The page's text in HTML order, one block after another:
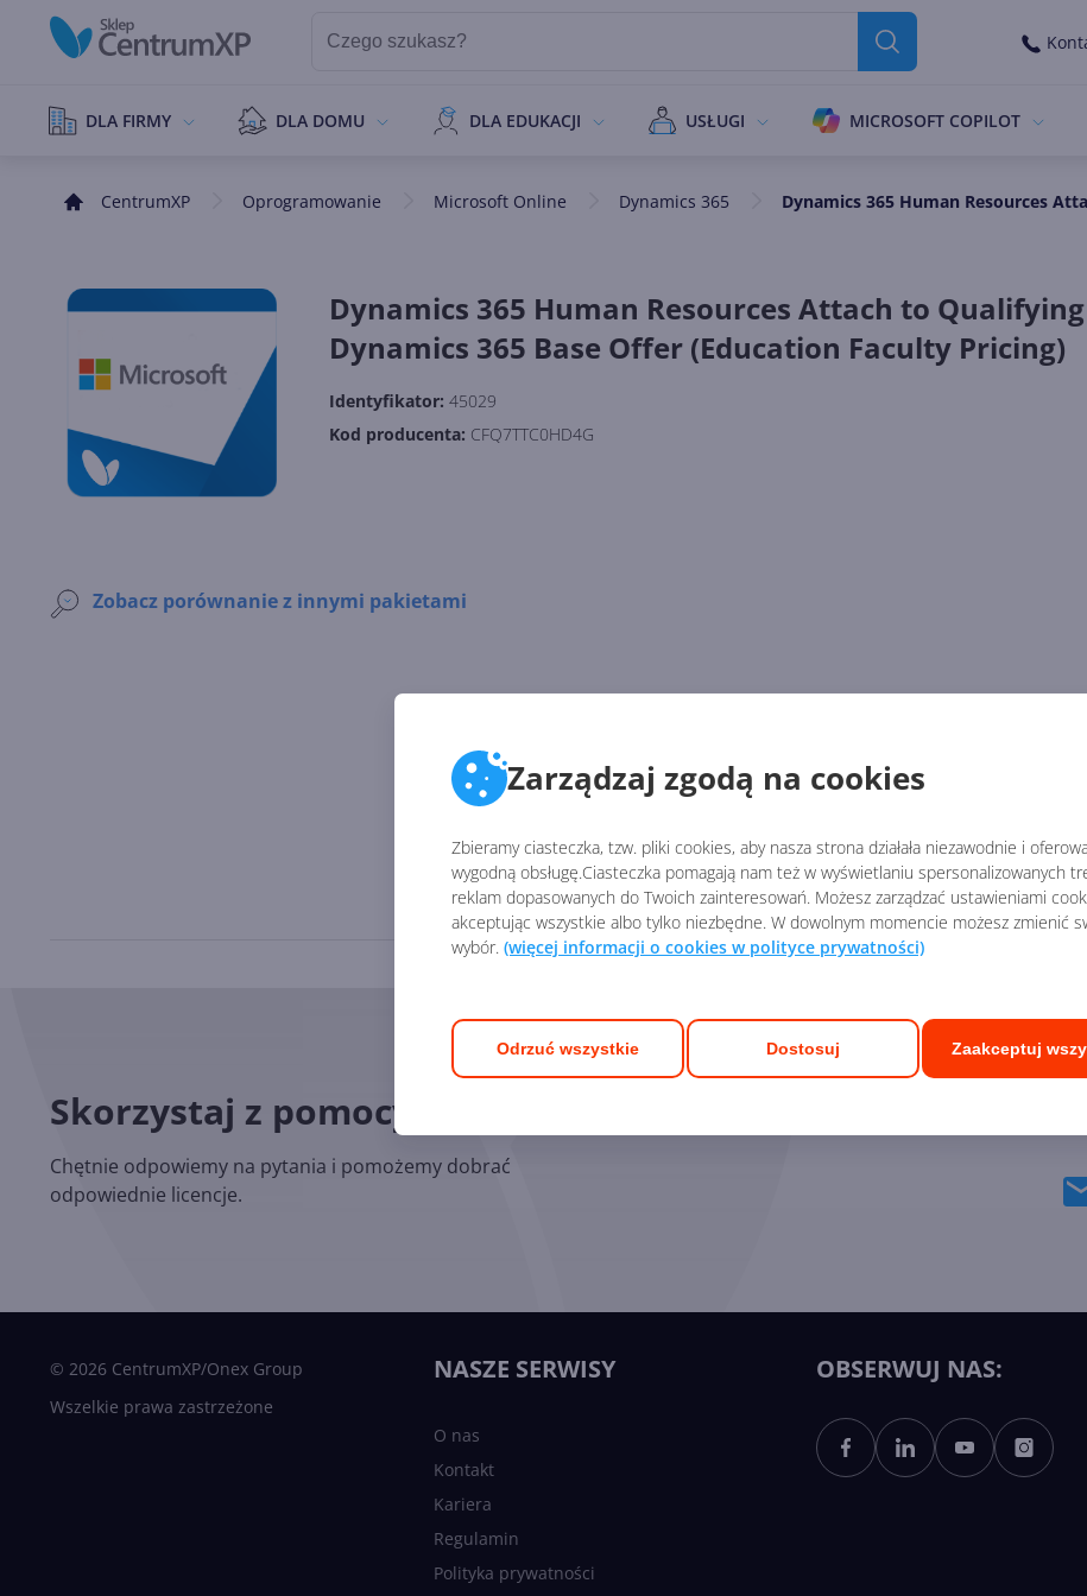
Zarządzaj zgodą na cookies
Zbieramy ciasteczka, tzw. pliki cookies, aby nasza strona działała niezawodnie i
wygodną obsługę.Ciasteczka pomagają nam też w wyświetlaniu spersonalizowanych
reklam dopasowanych do Twoich zainteresowań. Możesz zarządzać ustawieniami
akceptując wszystkie albo tylko niezbędne. W dowolnym momencie możesz zmienić
wybór. (więcej informacji o cookies w polityce prywatności)
Odrzuć wszystkie Dostosuj Zaakceptuj
DLA FIRMY DLA DOMU DLA EDUKACJI USŁUGI MICROSOFT COPILOT
CentrumXP Oprogramowanie Microsoft Online Dynamics 365 Dynamics 365 Human Resources
Dynamics 365 Human Resources Attach to Qualifying
Dynamics 365 Base Offer (Education Faculty Pricing)
Identyfikator: 45029
Kod producenta: CFQ7TTC0HD4G
Zobacz porównanie z innymi pakietami
Skorzystaj z pomocy naszych Ekspertów
Chętnie odpowiemy na pytania i pomożemy dobrać
odpowiednie licencje.
© 2026 CentrumXP/Onex Group
Wszelkie prawa zastrzeżone
NASZE SERWISY
O nas
Kontakt
Kariera
Regulamin
Polityka prywatności
OBSERWUJ NAS: